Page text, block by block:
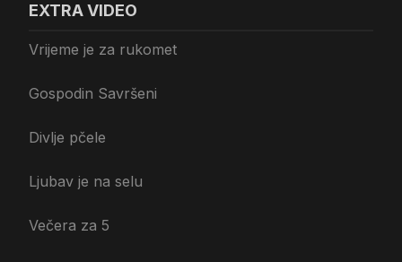
EXTRA VIDEO
Vrijeme je za rukomet
Gospodin Savršeni
Divlje pčele
Ljubav je na selu
Večera za 5